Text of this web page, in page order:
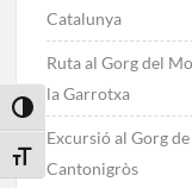
Toggle High Contrast
Toggle Font size
Catalunya
Ruta al Gorg del
la Garrotxa
Excursió al Gorg
Cantonigròs